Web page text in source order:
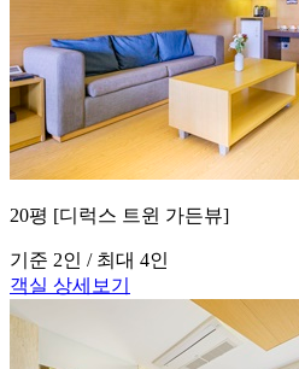
20평 [디럭스 트윈 가든뷰]
기준 2인 / 최대 4인
객실 상세보기